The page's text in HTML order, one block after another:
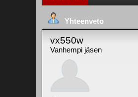
Yhteenveto
vx550w
Vanhempi jäsen